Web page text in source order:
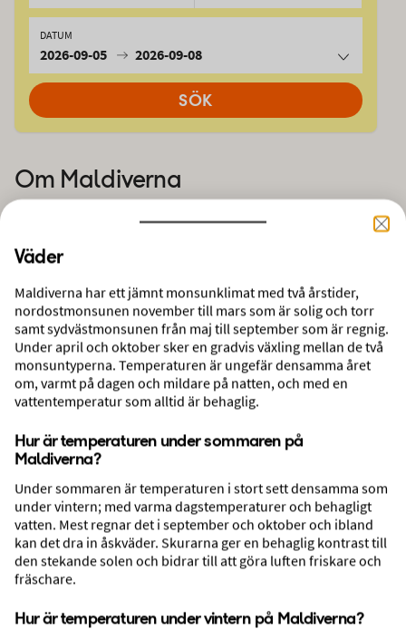
DATUM
2026-09-05 2026-09-08
SÖK
Om Maldiverna
Väder
Maldiverna har ett jämnt monsunklimat med två årstider,
nordostmonsunen november till mars som är solig och torr
samt sydvästmonsunen från maj till september som är regnig.
Under april och oktober sker en gradvis växling mellan de två
monsuntyperna. Temperaturen är ungefär densamma året
om, varmt på dagen och mildare på natten, och med en
vattentemperatur som alltid är behaglig.
Hur är temperaturen under sommaren på
Maldiverna?
Under sommaren är temperaturen i stort sett densamma som
under vintern; med varma dagstemperaturer och behagligt
vatten. Mest regnar det i september och oktober och ibland
kan det dra in åskväder. Skurarna ger en behaglig kontrast till
den stekande solen och bidrar till att göra luften friskare och
fräschare.
Hur är temperaturen under vintern på Maldiverna?
Stränder